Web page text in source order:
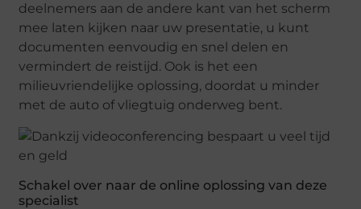
deelnemers aan de andere kant van het scherm
mee laten kijken naar uw presentatie, u kunt
documenten eenvoudig en snel delen en
vermindert de reistijd. Ook is het een
milieuvriendelijke oplossing, doordat u minder
met de auto of vliegtuig onderweg bent.
Schakel over naar de online oplossing van deze
specialist